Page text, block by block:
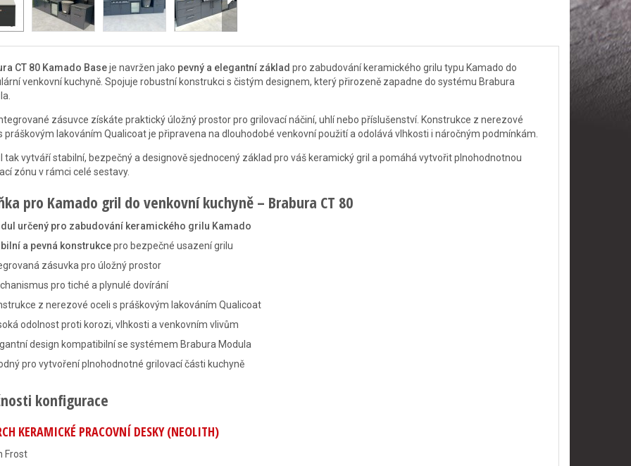
CT 80 Kamado Baseje navržen jako pevný a elegantní základ pro zabudování keramického grilu typu Kamado do
venkovní kuchyně. Spojuje robustní konstrukci s čistým designem, který přirozeně zapadne do systému Brabura
zásuvce získáte praktický úložný prostor pro grilovací náčiní, uhlí nebo příslušenství. Konstrukce z nerezové
práškovým lakováním Qualicoat je připravena na dlouhodobé venkovní použití a odolává vlhkosti i náročným podmínkám.
tak vytváří stabilní, bezpečný a designově sjednocený základ pro váš keramický gril a pomáhá vytvořit plnohodnotnou
zónu v rámci celé sestavy.
pro Kamado gril do venkovní kuchyně – Brabura CT 80
určený pro zabudování keramického grilu Kamado
a pevná konstrukcepro bezpečné usazení grilu
zásuvka pro úložný prostor
pro tiché a plynulé dovírání
z nerezové oceli s práškovým lakováním Qualicoat
odolnost proti korozi, vlhkosti a venkovním vlivům
design kompatibilní se systémem Brabura Modula
pro vytvoření plnohodnotné grilovací části kuchyně
konfigurace
KERAMICKÉ PRACOVNÍ DESKY (NEOLITH)
Frost